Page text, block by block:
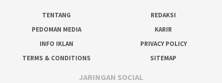
TENTANG
REDAKSI
PEDOMAN MEDIA
KARIR
INFO IKLAN
PRIVACY POLICY
TERMS & CONDITIONS
SITEMAP
JARINGAN SOCIAL